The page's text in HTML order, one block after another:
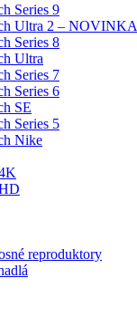
Series 9
Ultra 2 – NOVINKA
Series 8
Ultra
Series 7
Series 6
SE
Series 5
Nike
reproduktory